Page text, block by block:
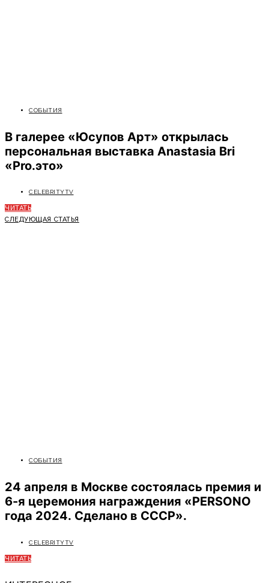
СОБЫТИЯ
В галерее «Юсупов Арт» открылась
персональная выставка Anastasia Bri
«Pro.это»
CELEBRITYTV
ЧИТАТЬ
СЛЕДУЮЩАЯ СТАТЬЯ
СОБЫТИЯ
24 апреля в Москве состоялась премия и
6-я церемония награждения «PERSONO
года 2024. Сделано в СССР».
CELEBRITYTV
ЧИТАТЬ